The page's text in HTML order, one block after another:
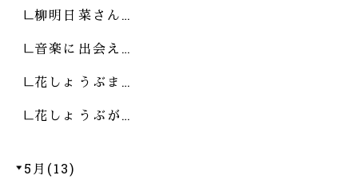
柳明日菜さん…
音楽に出会え…
花しょうぶま…
花しょうぶが…
5月(13)